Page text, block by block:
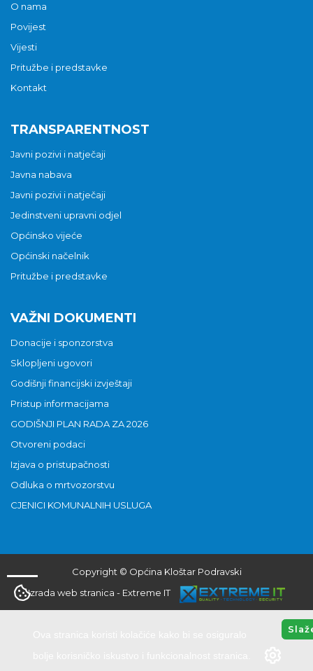
O nama
Povijest
Vijesti
Pritužbe i predstavke
Kontakt
TRANSPARENTNOST
Javni pozivi i natječaji
Javna nabava
Javni pozivi i natječaji
Jedinstveni upravni odjel
Općinsko vijeće
Općinski načelnik
Pritužbe i predstavke
VAŽNI DOKUMENTI
Donacije i sponzorstva
Sklopljeni ugovori
Godišnji financijski izvještaji
Pristup informacijama
GODIŠNJI PLAN RADA ZA 2026
Otvoreni podaci
Izjava o pristupačnosti
Odluka o mrtvozorstvu
CJENICI KOMUNALNIH USLUGA
Copyright © Općina Kloštar Podravski
Izrada web stranica - Extreme IT